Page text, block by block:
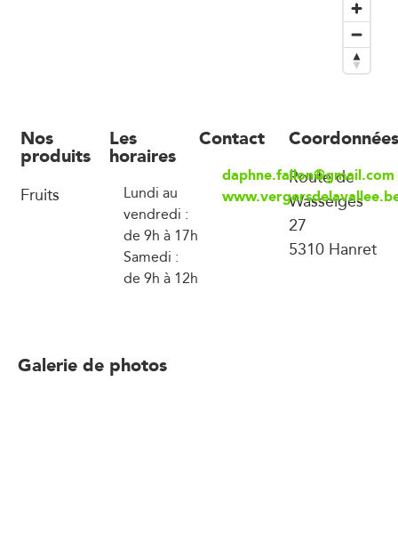
Nos
produits
Fruits
Les
horaires
Lundi au
vendredi :
de 9h à 17h
Samedi :
de 9h à 12h
Contact
daphne.fallon@gmail.com
Coordonnées
Route de
Wasseiges
27
5310 Hanret
Galerie de photos